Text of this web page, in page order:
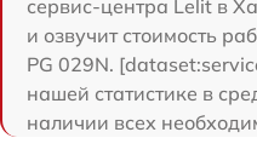
сервис-центра Lelit в
и озвучит стоимость
PG 029N.
нашей статистике в
наличии всех